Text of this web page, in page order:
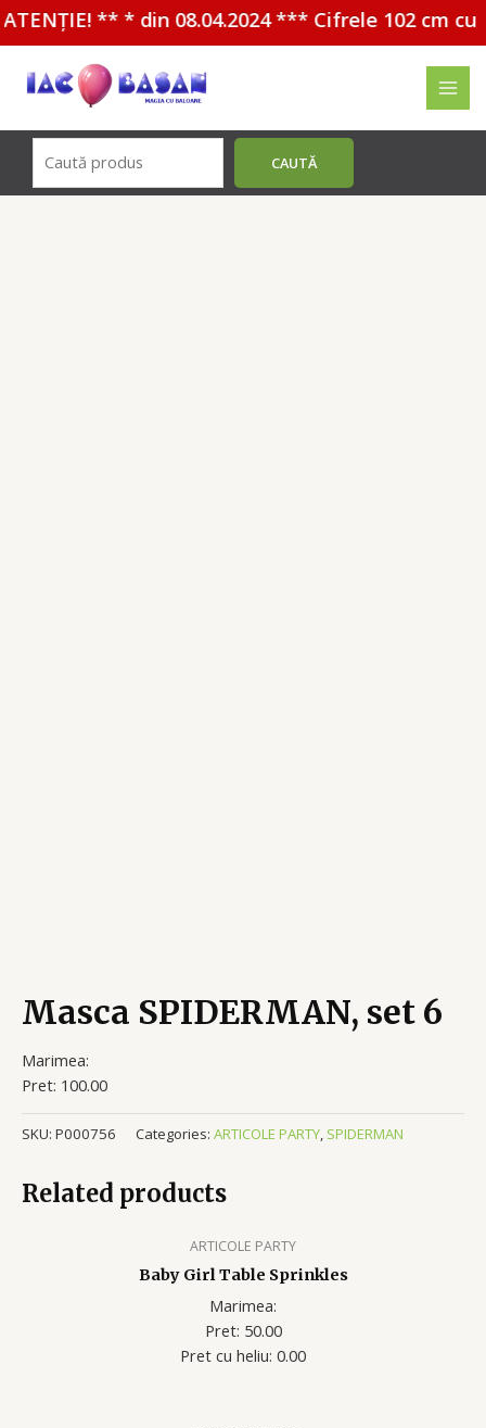
** * din 08.04.2024 *** Cifrele 102 cm cu
содержимому
CAUTĂ
Masca SPIDERMAN, set 6
Marimea:
Pret: 100.00
SKU: P000756 Categories: ARTICOLE PARTY, SPIDERMAN
Related products
ARTICOLE PARTY
Baby Girl Table Sprinkles
Marimea:
Pret: 50.00
Pret cu heliu: 0.00